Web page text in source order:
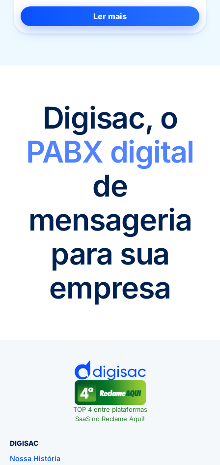
Ler mais
Digisac, o
PABX digital
de
mensageria
para sua
empresa
TOP 4 entre plataformas
SaaS no Reclame Aqui!
DIGISAC
Nossa História